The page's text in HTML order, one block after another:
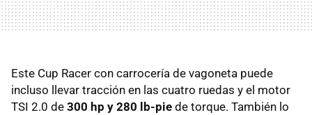
Este Cup Racer con carrocería de vagoneta puede
incluso llevar tracción en las cuatro ruedas y el motor
TSI 2.0 de 300 hp y 280 lb-pie de torque. También lo